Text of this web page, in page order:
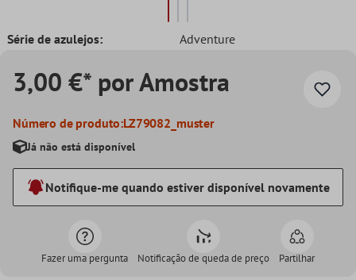
Série de azulejos: Adventure
3,00 €* por Amostra
Número de produto:LZ79082_muster
Já não está disponível
Notifique-me quando estiver disponível novamente
Fazer uma pergunta Notificação de queda de preço Partilhar